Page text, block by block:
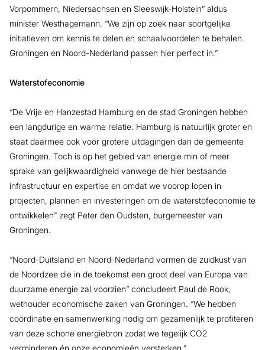
Vorpommern, Niedersachsen en Sleeswijk-Holstein” aldus
minister Westhagemann. “We zijn op zoek naar soortgelijke
initiatieven om kennis te delen en schaalvoordelen te behalen.
Groningen en Noord-Nederland passen hier perfect in.”
Waterstofeconomie
“De Vrije en Hanzestad Hamburg en de stad Groningen hebben
een langdurige en warme relatie. Hamburg is natuurlijk groter en
staat daarmee ook voor grotere uitdagingen dan de gemeente
Groningen. Toch is op het gebied van energie min of meer
sprake van gelijkwaardigheid vanwege de hier bestaande
infrastructuur en expertise en omdat we voorop lopen in
projecten, plannen en investeringen om de waterstofeconomie te
ontwikkelen” zegt Peter den Oudsten, burgemeester van
Groningen.
“Noord-Duitsland en Noord-Nederland vormen de zuidkust van
de Noordzee die in de toekomst een groot deel van Europa van
duurzame energie zal voorzien” concludeert Paul de Rook,
wethouder economische zaken van Groningen. “We hebben
coördinatie en samenwerking nodig om gezamenlijk te profiteren
van deze schone energiebron zodat we tegelijk CO2